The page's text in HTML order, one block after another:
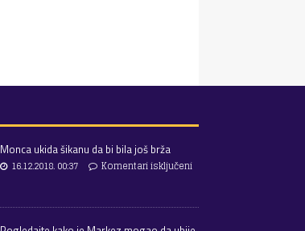
Monca ukida šikanu da bi bila još brža
16.12.2018. 00:37
Komentari isključeni